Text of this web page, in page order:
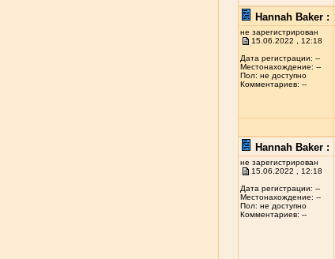
Hannah Baker :
не зарегистрирован
15.06.2022 , 12:18
Дата регистрации: --
Местонахождение: --
Пол: не доступно
Комментариев: --
Hannah Baker :
не зарегистрирован
15.06.2022 , 12:18
Дата регистрации: --
Местонахождение: --
Пол: не доступно
Комментариев: --